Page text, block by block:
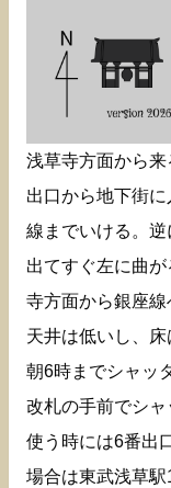
浅草寺方面から
出口から地下街
線までいける。
出てすぐ左に曲
寺方面から銀座線
天井は低いし、
朝6時までシャッ
改札の手前でシ
使う時には6番出
場合は東武浅草